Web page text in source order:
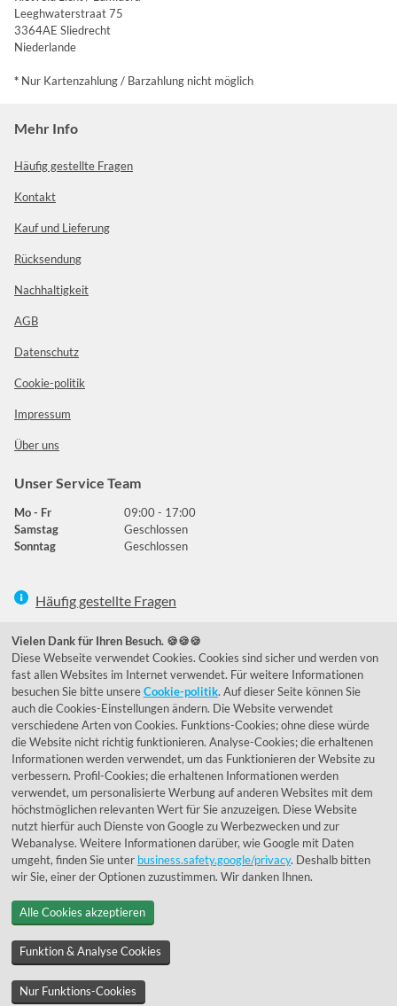
Leeghwaterstraat 75
3364AE Sliedrecht
Niederlande
* Nur Kartenzahlung / Barzahlung nicht möglich
Mehr Info
Häufig gestellte Fragen
Kontakt
Kauf und Lieferung
Rücksendung
Nachhaltigkeit
AGB
Datenschutz
Cookie-politik
Impressum
Über uns
Unser Service Team
Mo - Fr
09:00 - 17:00
Samstag
Geschlossen
Sonntag
Geschlossen
Häufig gestellte Fragen
039292 - 678215
de@lumidora.com
FacebookInstagram
Kundenmeinungen
Exzellent - eKomi.de
© 1955 - 2026 Lumidora
Vielen Dank für Ihren Besuch. 🍪🍪🍪
Diese Webseite verwendet Cookies. Cookies sind sicher und werden von
fast allen Websites im Internet verwendet. Für weitere Informationen
besuchen Sie bitte unsereCookie-politik. Auf dieser Seite können Sie
auch die Cookies-Einstellungen ändern. Die Website verwendet
verschiedene Arten von Cookies. Funktions-Cookies; ohne diese würde
die Website nicht richtig funktionieren. Analyse-Cookies; die erhaltenen
Informationen werden verwendet, um das Funktionieren der Website zu
verbessern. Profil-Cookies; die erhaltenen Informationen werden
verwendet, um personalisierte Werbung auf anderen Websites mit dem
höchstmöglichen relevanten Wert für Sie anzuzeigen. Diese Website
nutzt hierfür auch Dienste von Google zu Werbezwecken und zur
Webanalyse. Weitere Informationen darüber, wie Google mit Daten
umgeht, finden Sie unter business.safety.google/privacy. Deshalb bitten
wir Sie, einer der Optionen zuzustimmen. Wir danken Ihnen.
Alle Cookies akzeptieren
Funktion & Analyse Cookies
Nur Funktions-Cookies